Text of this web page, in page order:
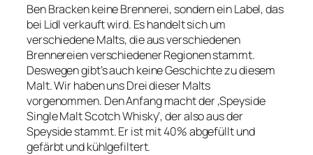
Ben Bracken keine Brennerei, sondern ein Label, das
bei Lidl verkauft wird. Es handelt sich um
verschiedene Malts, die aus verschiedenen
Brennereien verschiedener Regionen stammt.
Deswegen gibt’s auch keine Geschichte zu diesem
Malt. Wir haben uns Drei dieser Malts
vorgenommen. Den Anfang macht der ‚Speyside
Single Malt Scotch Whisky‘, der also aus der
Speyside stammt. Er ist mit 40% abgefüllt und
gefärbt und kühlgefiltert.